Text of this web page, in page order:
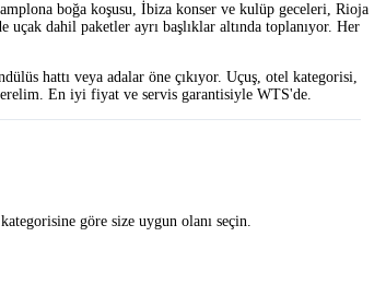
boğa koşusu, İbiza konser ve kulüp geceleri, Rioja
dahil paketler ayrı başlıklar altında toplanıyor. Her
hattı veya adalar öne çıkıyor. Uçuş, otel kategorisi,
En iyi fiyat ve servis garantisiyle WTS'de.
göre size uygun olanı seçin.